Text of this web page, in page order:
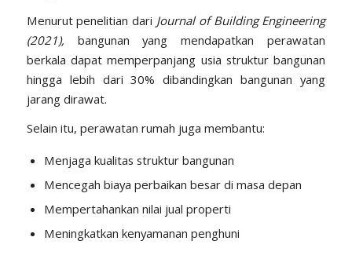
Menurut penelitian dari Journal of Building Engineering
(2021), bangunan yang mendapatkan perawatan
berkala dapat memperpanjang usia struktur bangunan
hingga lebih dari 30% dibandingkan bangunan yang
jarang dirawat.
Selain itu, perawatan rumah juga membantu:
Menjaga kualitas struktur bangunan
Mencegah biaya perbaikan besar di masa depan
Mempertahankan nilai jual properti
Meningkatkan kenyamanan penghuni